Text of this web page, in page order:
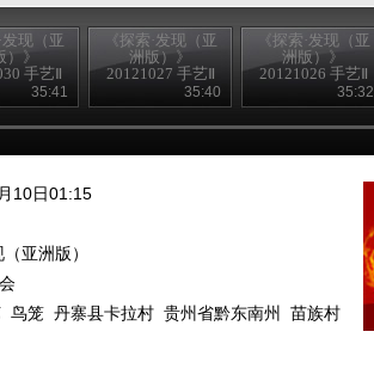
发现（亚
）》
手艺Ⅱ
丝镶嵌
35:41
《探索·发现（亚
洲版）》
20121027 手艺Ⅱ
——琉光璃彩
35:40
《探索·发现（亚
洲版）》
20121026 手艺Ⅱ
——玉翠惊奇
35:32
10日01:15
亚洲版）
鸟笼 丹寨县卡拉村 贵州省黔东南州
苗族村